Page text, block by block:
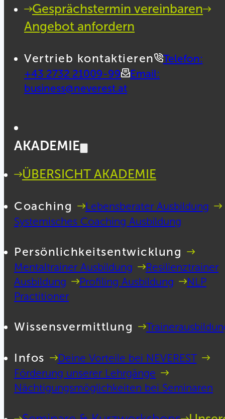
Gesprächstermin vereinbaren
Angebot anfordern
Vertrieb kontaktieren
Telefon:
+43 2732 21009-99
Email:
business@neverest.at
AKADEMIE
ÜBERSICHT AKADEMIE
Coaching
Lebensberater Ausbildung
Systemisches Coaching Ausbildung
Persönlichkeitsentwicklung
Mentaltrainer Ausbildung
Resilienztrainer
Ausbildung
Profiling Ausbildung
NLP
Practitioner
Wissensvermittlung
Infos
Deine Vorteile bei NEVEREST
Förderung unserer Lehrgänge
Nächtigungsmöglichkeiten bei Seminaren